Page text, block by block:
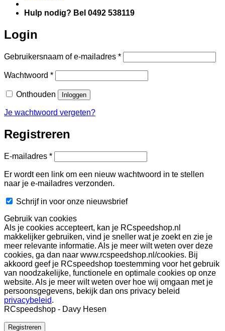
Hulp nodig? Bel 0492 538119
Login
Gebruikersnaam of e-mailadres *Vereist
Wachtwoord *Vereist
Onthouden Inloggen
Je wachtwoord vergeten?
Registreren
E-mailadres *Vereist
Er wordt een link om een nieuw wachtwoord in te stellen
naar je e-mailadres verzonden.
Schrijf in voor onze nieuwsbrief
Gebruik van cookies
Als je cookies accepteert, kan je RCspeedshop.nl
makkelijker gebruiken, vind je sneller wat je zoekt en zie je
meer relevante informatie. Als je meer wilt weten over deze
cookies, ga dan naar www.rcspeedshop.nl/cookies. Bij
akkoord geef je RCspeedshop toestemming voor het gebruik
van noodzakelijke, functionele en optimale cookies op onze
website. Als je meer wilt weten over hoe wij omgaan met je
persoonsgegevens, bekijk dan ons privacy beleid
privacybeleid.
RCspeedshop - Davy Hesen
Registreren